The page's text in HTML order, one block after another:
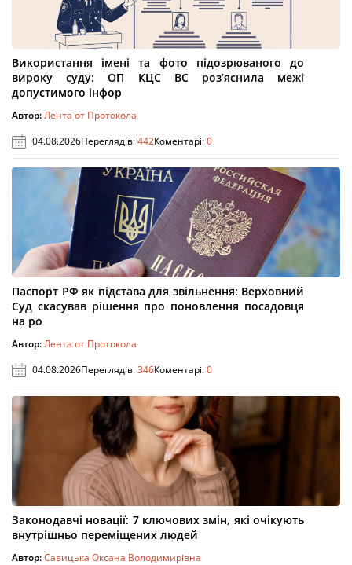
Використання імені та фото підозрюваного до
вироку суду: ОП КЦС ВС роз’яснила межі
допустимого інфор
Автор:Лента от Протокола
04.08.2026Переглядів:442Коментарі:0
Паспорт РФ як підстава для звільнення: Верховний
Суд скасував рішення про поновлення посадовця
на ро
Автор:Лента от Протокола
04.08.2026Переглядів:346Коментарі:0
Законодавчі новації: 7 ключових змін, які очікують
внутрішньо переміщених людей
Автор:Савицька Оксана Володимирівна